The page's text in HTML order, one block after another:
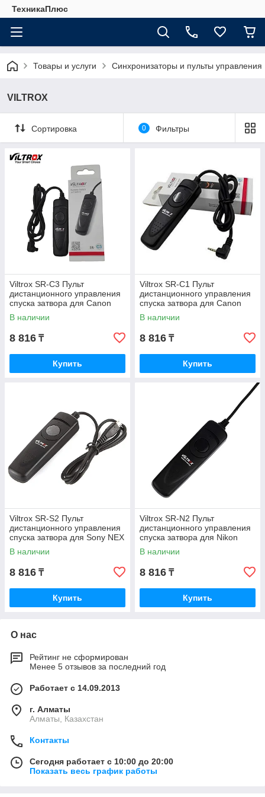
ТехникаПлюс
Товары и услуги Синхронизаторы и пульты управления
VILTROX
Сортировка 0 Фильтры
Viltrox SR-C3 Пульт
дистанционного управления
спуска затвора для Canon
EOS
В наличии
8 816 ₸
Купить
Viltrox SR-C1 Пульт
дистанционного управления
спуска затвора для Canon
EOS
В наличии
8 816 ₸
Купить
Viltrox SR-S2 Пульт
дистанционного управления
спуска затвора для Sony NEX
В наличии
8 816 ₸
Купить
Viltrox SR-N2 Пульт
дистанционного управления
спуска затвора для Nikon
В наличии
8 816 ₸
Купить
О нас
Рейтинг не сформирован
Менее 5 отзывов за последний год
Работает с 14.09.2013
г. Алматы
Алматы, Казахстан
Контакты
Сегодня работает с 10:00 до 20:00
Показать весь график работы